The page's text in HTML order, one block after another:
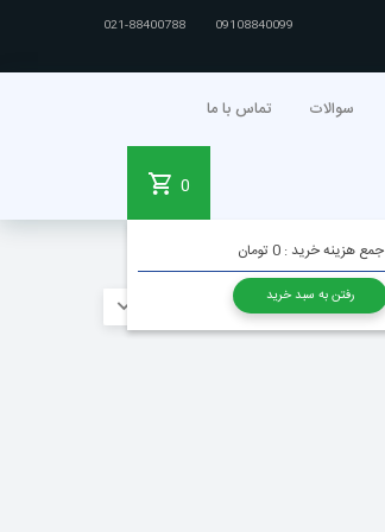
021-88400788 09108840099
سوالات تماس با ما
0
جمع هزینه خرید : 0 تومان
رفتن به سبد خریدمقاله ها